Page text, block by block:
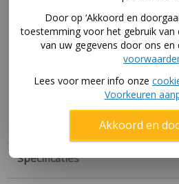
voetbalgoal voldoet aan alle
doeltje wordt geleverd
nodig hebt om meteen te
gewoon plezier te hebben, dit
biedt de perfecte
en haal het voetbalveld naar je
Specificaties
Door op ‘Akkoord en
toestemming voor het gebruik van
van uw gegevens door ons en
Lees voor meer info onze
Voorkeuren
Akkoord en